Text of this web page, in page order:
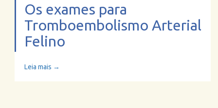
Os exames para
Tromboembolismo Arterial
Felino
Leia mais →